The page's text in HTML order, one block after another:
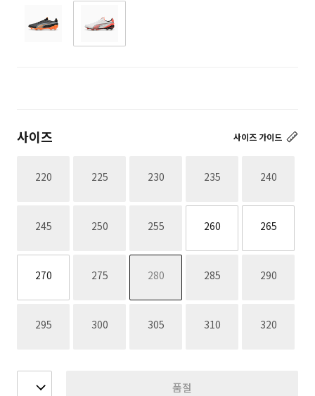
사이즈 가이드
사이즈
220재고없음 225재고없음 230재고없음 235재고없음 240재고없음
245재고없음 250재고없음 255재고없음 260 265
270 275재고없음 280재고없음 285재고없음 290재고없음
295재고없음 300재고없음 305재고없음 310재고없음 320재고없음
품절